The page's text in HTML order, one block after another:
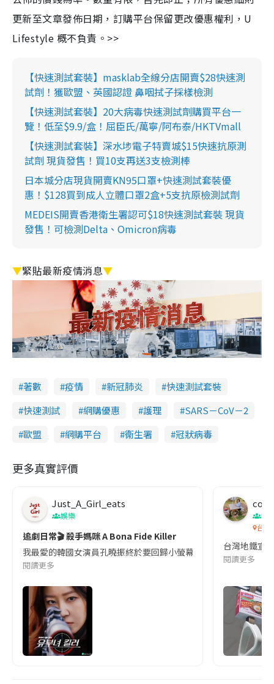
更新至文章發佈日期，訂購平台保留更改優惠權利，U
Lifestyle 概不負責。>>
【快速測試套裝】masklab全線分店開賣$28快速測
試劑！獲歐盟、英國認證 鼻咽拭子採樣檢測
【快速測試套裝】20大病毒快速測試劑購買平台一
覽！低至$9.9/盒！屈臣氏/萬寧/阿布泰/HKTVmall
【快速測試套裝】深水埗電子特賣城$15快速抗原測
試劑 現貨發售！買10支再送3支檢測棒
日本城分店現貨開賣KN95口罩+快速測試套裝優
惠！$128買到成人立體口罩2盒+5支抗原檢測試劑
MEDEIS開賣香港衛生署認可$18快速測試套裝 現貨
發售！可檢測Delta、Omicron病毒
▼緊貼最新疫情消息▼
著數 疫情 新冠肺炎
快速測試套裝
快速測試
網購優惠 護理
SARS－CoV－2
歐盟
網購平台 衞生署 冠狀病毒
更多真實評價
Just_A_Girl_eats
娛樂
追劇日常🎬 殺手媽咪 A Bona Fide Killer
我最愛的韓國女演員孔曉振終於要回歸小螢幕啦!這次的劇本改編
閱讀更多
co
吹
台灣
台灣地鐵宣
閱讀更多